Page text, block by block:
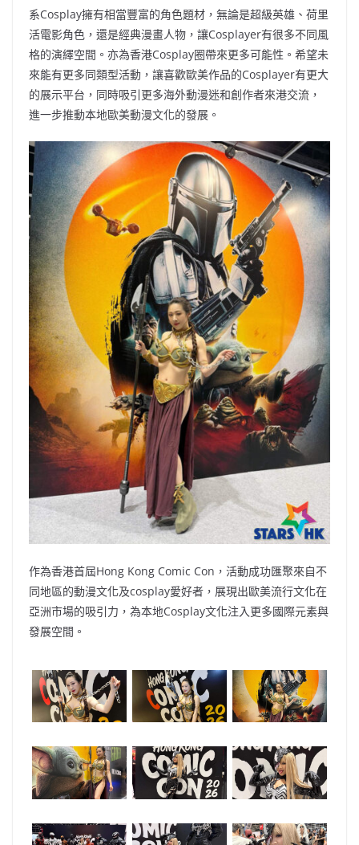
系Cosplay擁有相當豐富的角色題材，無論是超級英雄、荷里
活電影角色，還是經典漫畫人物，讓Cosplayer有很多不同風
格的演繹空間。亦為香港Cosplay圈帶來更多可能性。希望未
來能有更多同類型活動，讓喜歡歐美作品的Cosplayer有更大
的展示平台，同時吸引更多海外動漫迷和創作者來港交流，
進一步推動本地歐美動漫文化的發展。
作為香港首屆Hong Kong Comic Con，活動成功匯聚來自不
同地區的動漫文化及cosplay愛好者，展現出歐美流行文化在
亞洲市場的吸引力，為本地Cosplay文化注入更多國際元素與
發展空間。